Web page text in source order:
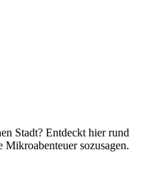
Stadt? Entdeckt hier rund
sozusagen.